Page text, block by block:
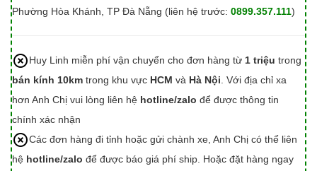
Phường Hòa Khánh, TP Đà Nẵng (liên hệ trước: 0899.357.111)
Huy Linh miễn phí vận chuyển cho đơn hàng từ 1 triệu trong
bán kính 10km trong khu vực HCM và Hà Nội . Với địa chỉ xa
hơn Anh Chị vui lòng liên hệ hotline/zalo để được thông tin
chính xác nhận
Các đơn hàng đi tỉnh hoặc gửi chành xe, Anh Chị có thể liên
hệ hotline/zalo để được báo giá phí ship. Hoặc đặt hàng ngay